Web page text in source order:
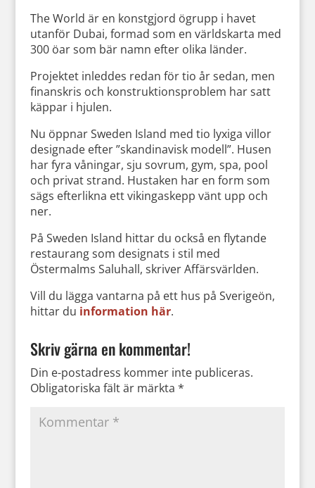
The World är en konstgjord ögrupp i havet
utanför Dubai, formad som en världskarta med
300 öar som bär namn efter olika länder.
Projektet inleddes redan för tio år sedan, men
finanskris och konstruktionsproblem har satt
käppar i hjulen.
Nu öppnar Sweden Island med tio lyxiga villor
designade efter ”skandinavisk modell”. Husen
har fyra våningar, sju sovrum, gym, spa, pool
och privat strand. Hustaken har en form som
sägs efterlikna ett vikingaskepp vänt upp och
ner.
På Sweden Island hittar du också en flytande
restaurang som designats i stil med
Östermalms Saluhall, skriver Affärsvärlden.
Vill du lägga vantarna på ett hus på Sverigeön,
hittar du information här.
Skriv gärna en kommentar!
Din e-postadress kommer inte publiceras.
Obligatoriska fält är märkta *